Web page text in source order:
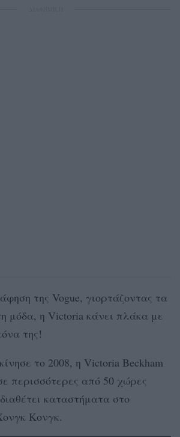
της Vogue, γιορτάζοντας τα
μόδα, η Victoria κάνει πλάκα με
της!
το 2008, η Victoria Beckham
περισσότερες από 50 χώρες
καταστήματα στο
Κονγκ.